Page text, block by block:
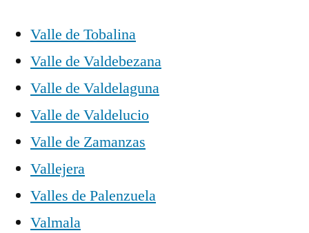
Valle de Tobalina
Valle de Valdebezana
Valle de Valdelaguna
Valle de Valdelucio
Valle de Zamanzas
Vallejera
Valles de Palenzuela
Valmala